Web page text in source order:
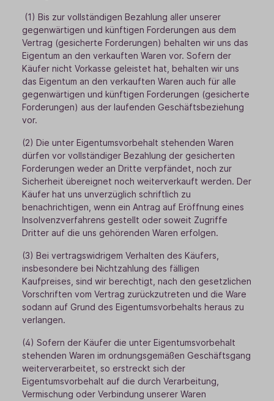
(1) Bis zur vollständigen Bezahlung aller unserer
gegenwärtigen und künftigen Forderungen aus dem
Vertrag (gesicherte Forderungen) behalten wir uns das
Eigentum an den verkauften Waren vor. Sofern der
Käufer nicht Vorkasse geleistet hat, behalten wir uns
das Eigentum an den verkauften Waren auch für alle
gegenwärtigen und künftigen Forderungen (gesicherte
Forderungen) aus der laufenden Geschäftsbeziehung
vor.
(2) Die unter Eigentumsvorbehalt stehenden Waren
dürfen vor vollständiger Bezahlung der gesicherten
Forderungen weder an Dritte verpfändet, noch zur
Sicherheit übereignet noch weiterverkauft werden. Der
Käufer hat uns unverzüglich schriftlich zu
benachrichtigen, wenn ein Antrag auf Eröffnung eines
Insolvenzverfahrens gestellt oder soweit Zugriffe
Dritter auf die uns gehörenden Waren erfolgen.
(3) Bei vertragswidrigem Verhalten des Käufers,
insbesondere bei Nichtzahlung des fälligen
Kaufpreises, sind wir berechtigt, nach den gesetzlichen
Vorschriften vom Vertrag zurückzutreten und die Ware
sodann auf Grund des Eigentumsvorbehalts heraus zu
verlangen.
(4) Sofern der Käufer die unter Eigentumsvorbehalt
stehenden Waren im ordnungsgemäßen Geschäftsgang
weiterverarbeitet, so erstreckt sich der
Eigentumsvorbehalt auf die durch Verarbeitung,
Vermischung oder Verbindung unserer Waren